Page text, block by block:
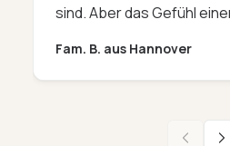
sind. Aber das Gefühl
bestellen, hat uns schon
Gefühl gegeben. Aber
Telefon (oh Gott, die
Fam. B. aus Hannover